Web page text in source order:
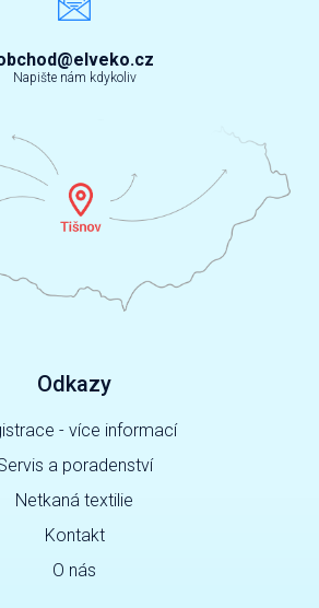
Napište nám kdykoliv
Odkazy
- více informací
a poradenství
Netkaná textilie
Kontakt
O nás